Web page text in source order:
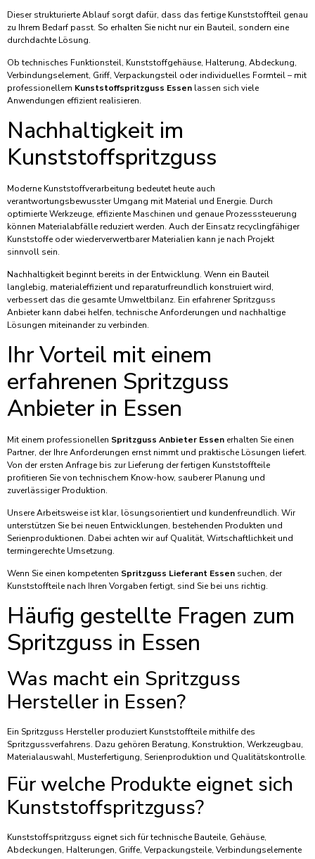
Dieser strukturierte Ablauf sorgt dafür, dass das fertige Kunststoffteil genau
zu Ihrem Bedarf passt. So erhalten Sie nicht nur ein Bauteil, sondern eine
durchdachte Lösung.
Ob technisches Funktionsteil, Kunststoffgehäuse, Halterung, Abdeckung,
Verbindungselement, Griff, Verpackungsteil oder individuelles Formteil – mit
professionellem Kunststoffspritzguss Essen lassen sich viele
Anwendungen effizient realisieren.
Nachhaltigkeit im
Kunststoffspritzguss
Moderne Kunststoffverarbeitung bedeutet heute auch
verantwortungsbewusster Umgang mit Material und Energie. Durch
optimierte Werkzeuge, effiziente Maschinen und genaue Prozesssteuerung
können Materialabfälle reduziert werden. Auch der Einsatz recyclingfähiger
Kunststoffe oder wiederverwertbarer Materialien kann je nach Projekt
sinnvoll sein.
Nachhaltigkeit beginnt bereits in der Entwicklung. Wenn ein Bauteil
langlebig, materialeffizient und reparaturfreundlich konstruiert wird,
verbessert das die gesamte Umweltbilanz. Ein erfahrener Spritzguss
Anbieter kann dabei helfen, technische Anforderungen und nachhaltige
Lösungen miteinander zu verbinden.
Ihr Vorteil mit einem
erfahrenen Spritzguss
Anbieter in Essen
Mit einem professionellen Spritzguss Anbieter Essen erhalten Sie einen
Partner, der Ihre Anforderungen ernst nimmt und praktische Lösungen liefert.
Von der ersten Anfrage bis zur Lieferung der fertigen Kunststoffteile
profitieren Sie von technischem Know-how, sauberer Planung und
zuverlässiger Produktion.
Unsere Arbeitsweise ist klar, lösungsorientiert und kundenfreundlich. Wir
unterstützen Sie bei neuen Entwicklungen, bestehenden Produkten und
Serienproduktionen. Dabei achten wir auf Qualität, Wirtschaftlichkeit und
termingerechte Umsetzung.
Wenn Sie einen kompetenten Spritzguss Lieferant Essen suchen, der
Kunststoffteile nach Ihren Vorgaben fertigt, sind Sie bei uns richtig.
Häufig gestellte Fragen zum
Spritzguss in Essen
Was macht ein Spritzguss
Hersteller in Essen?
Ein Spritzguss Hersteller produziert Kunststoffteile mithilfe des
Spritzgussverfahrens. Dazu gehören Beratung, Konstruktion, Werkzeugbau,
Materialauswahl, Musterfertigung, Serienproduktion und Qualitätskontrolle.
Für welche Produkte eignet sich
Kunststoffspritzguss?
Kunststoffspritzguss eignet sich für technische Bauteile, Gehäuse,
Abdeckungen, Halterungen, Griffe, Verpackungsteile, Verbindungselemente